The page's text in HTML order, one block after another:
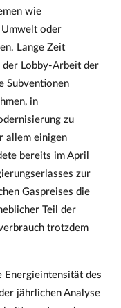
wie
Umwelt oder
Lange Zeit
Lobby-Arbeit der
Subventionen
in
zu
allem einigen
bereits im April
zur
Gaspreises die
Teil der
trotzdem
des
jährlichen Analyse